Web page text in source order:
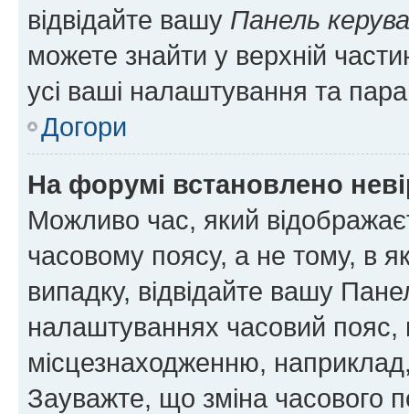
відвідайте вашу Панель
можете знайти у верхній
усі ваші налаштування та
Догори
На форумі встановлено
Можливо час, який
часовому поясу, а не тому, в
випадку, відвідайте вашу
налаштуваннях часовий пояс,
місцезнаходженню,
Зауважте, що зміна часового